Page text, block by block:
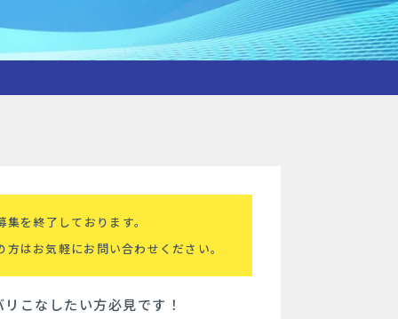
を終了しております。
はお気軽にお問い合わせください。
こなしたい方必見です！